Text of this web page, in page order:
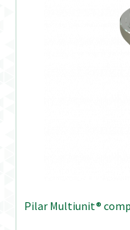
Pilar Multiunit®